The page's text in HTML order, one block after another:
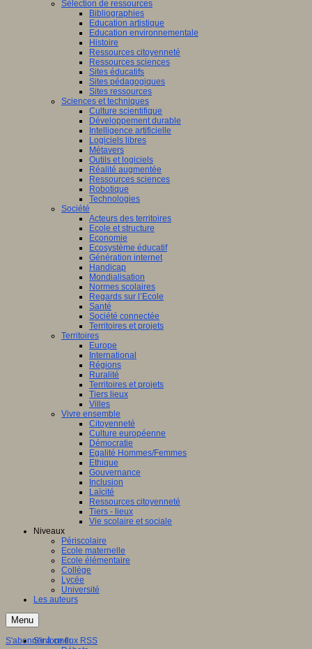
Sélection de ressources
Bibliographies
Education artistique
Education environnementale
Histoire
Ressources citoyenneté
Ressources sciences
Sites éducatifs
Sites pédagogiques
Sites ressources
Sciences et techniques
Culture scientifique
Développement durable
Intelligence artificielle
Logiciels libres
Métavers
Outils et logiciels
Réalité augmentée
Ressources sciences
Robotique
Technologies
Société
Acteurs des territoires
Ecole et structure
Economie
Ecosystème éducatif
Génération internet
Handicap
Mondialisation
Normes scolaires
Regards sur l’Ecole
Santé
Société connectée
Territoires et projets
Territoires
Europe
International
Régions
Ruralité
Territoires et projets
Tiers lieux
Villes
Vivre ensemble
Citoyenneté
Culture européenne
Démocratie
Egalité Hommes/Femmes
Ethique
Gouvernance
Inclusion
Laïcité
Ressources citoyenneté
Tiers - lieux
Vie scolaire et sociale
Niveaux
Périscolaire
Ecole maternelle
Ecole élémentaire
Collège
Lycée
Université
Les auteurs
Menu
S'informer
S'abonner à ce flux RSS